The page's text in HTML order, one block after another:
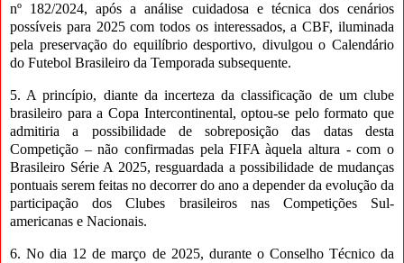
nº 182/2024, após a análise cuidadosa e técnica dos cenários
possíveis para 2025 com todos os interessados, a CBF, iluminada
pela preservação do equilíbrio desportivo, divulgou o Calendário
do Futebol Brasileiro da Temporada subsequente.
5. A princípio, diante da incerteza da classificação de um clube
brasileiro para a Copa Intercontinental, optou-se pelo formato que
admitiria a possibilidade de sobreposição das datas desta
Competição – não confirmadas pela FIFA àquela altura - com o
Brasileiro Série A 2025, resguardada a possibilidade de mudanças
pontuais serem feitas no decorrer do ano a depender da evolução da
participação dos Clubes brasileiros nas Competições Sul-
americanas e Nacionais.
6. No dia 12 de março de 2025, durante o Conselho Técnico da